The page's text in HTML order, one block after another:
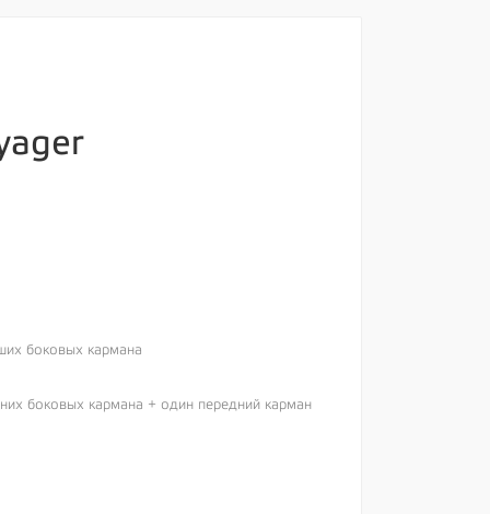
боковых кармана
боковых кармана + один передний карман